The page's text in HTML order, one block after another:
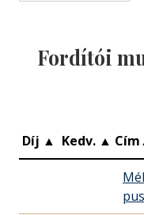
Fordítói
Díj ▲ Kedv. ▲ Cím